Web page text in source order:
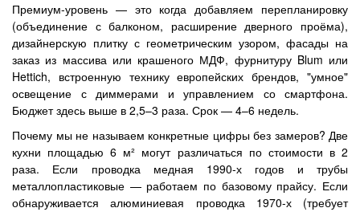
Премиум-уровень — это когда добавляем перепланировку
(объединение с балконом, расширение дверного проёма),
дизайнерскую плитку с геометрическим узором, фасады на
заказ из массива или крашеного МДФ, фурнитуру Blum или
Hettich, встроенную технику европейских брендов, "умное"
освещение с диммерами и управлением со смартфона.
Бюджет здесь выше в 2,5–3 раза. Срок — 4–6 недель.
Почему мы не называем конкретные цифры без замеров? Две
кухни площадью 6 м² могут различаться по стоимости в 2
раза. Если проводка медная 1990-х годов и трубы
металлопластиковые — работаем по базовому прайсу. Если
обнаруживается алюминиевая проводка 1970-х (требует